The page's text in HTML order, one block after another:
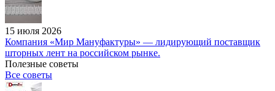
15 июля 2026
Компания «Мир Мануфактуры» — лидирующий поставщик
шторных лент на российском рынке.
Полезные советы
Все советы